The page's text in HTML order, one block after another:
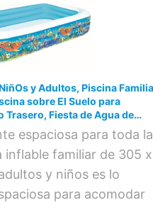
y Adultos, Piscina
sobre El Suelo para
Trasero, Fiesta de Agua de
Gratis)
espaciosa para toda la
inflable familiar de 305 x
y niños es lo
para acomodar